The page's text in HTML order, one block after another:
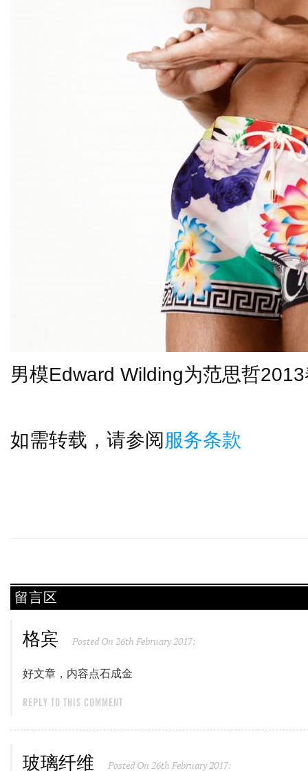
男模Edward Wilding为范思哲2013
如需转载，请参阅服务条款
留言区
格宾 Posted On 26th February 2017:
好文章，内容点石成金
REPLY TO THIS COMMENT
玻璃纤维 Posted On 26th February 2017: